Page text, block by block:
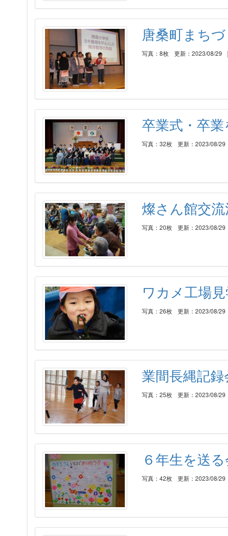
唐桑町まちづ
写真：8枚 更新：2023/08/29
卒業式・卒
写真：32枚 更新：2023/08/29
燦さん館交流
写真：20枚 更新：2023/08/29
ワカメ工場見
写真：26枚 更新：2023/08/29
業間長縄記録
写真：25枚 更新：2023/08/29
６年生を送
写真：42枚 更新：2023/08/29